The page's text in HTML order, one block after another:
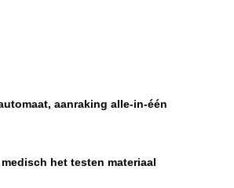
aanraking alle-in-één
het testen materiaal